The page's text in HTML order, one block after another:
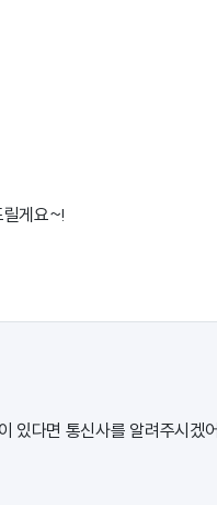
게요~!
있다면 통신사를 알려주시겠